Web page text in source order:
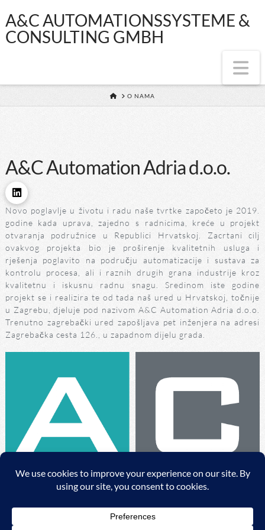
A&C
&
GMBH
A&C AUTOMATIONSSYSTEME &
CONSULTING GMBH
HOMEO NAMA
A&C Automation Adria d.o.o.
Novo poglavlje u životu i radu naše tvrtke započeto je 2019.
godine kada uprava, zajedno s radnicima, kreće u projekt
otvaranja podružnice u Republici Hrvatskoj. Zacrtani cilj
ovakvog projekta bio je proširenje kvalitetnih usluga i
rješenja poglavito na području automatizacije i sustava za
kontrolu procesa, ali i raznih drugih grana industrije kroz
kvalitetnu i iskusnu radnu snagu. Sredinom iste godine
projekt se i realizira te od tada naš ured u Hrvatskoj, točnije
u Zagrebu, djeluje pod nazivom A&C Automation Adria d.o.o.
Trenutno zagrebački ured zapošljava pet inženjera na adresi
Zagrebačka cesta 126., u zapadnom dijelu grada.